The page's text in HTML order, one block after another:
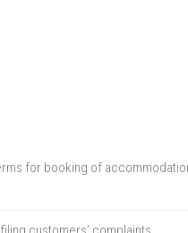
for booking of